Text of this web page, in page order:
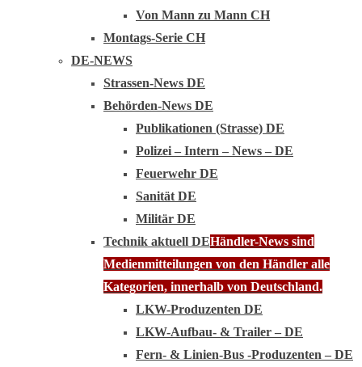
Von Mann zu Mann CH
Montags-Serie CH
DE-NEWS
Strassen-News DE
Behörden-News DE
Publikationen (Strasse) DE
Polizei – Intern – News – DE
Feuerwehr DE
Sanität DE
Militär DE
Technik aktuell DEHändler-News sind
Medienmitteilungen von den Händler alle
Kategorien, innerhalb von Deutschland.
LKW-Produzenten DE
LKW-Aufbau- & Trailer – DE
Fern- & Linien-Bus -Produzenten – DE